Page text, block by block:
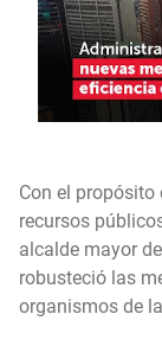
Con el propósito
recursos
alcalde mayor
robusteció las
organismos de